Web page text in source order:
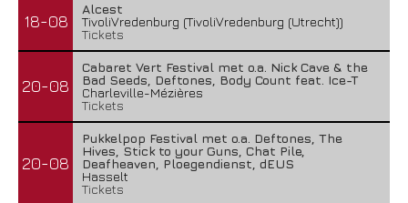
18-08
Alcest
TivoliVredenburg (TivoliVredenburg (Utrecht))
Tickets
20-08
Cabaret Vert Festival met o.a. Nick Cave & the
Bad Seeds, Deftones, Body Count feat. Ice-T
Charleville-Mézières
Tickets
20-08
Pukkelpop Festival met o.a. Deftones, The
Hives, Stick to your Guns, Chat Pile,
Deafheaven, Ploegendienst, dEUS
Hasselt
Tickets